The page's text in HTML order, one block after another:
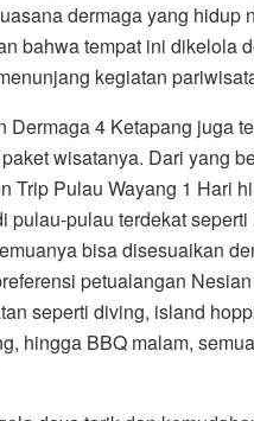
dermaga yang hidup
bahwa tempat ini dikelola
kegiatan
Dermaga 4 Ketapang juga
wisatanya. Dari yang
Trip Pulau Wayang 1 Hari
pulau-pulau terdekat
bisa disesuaikan
petualangan
seperti diving, island
hingga BBQ malam,